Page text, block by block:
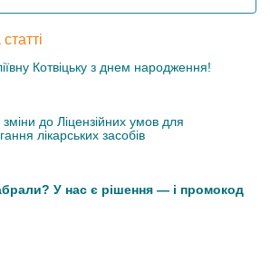
Котвіцьку з днем народження!
до Ліцензійних умов для
лікарських засобів
У нас є рішення — і промокод